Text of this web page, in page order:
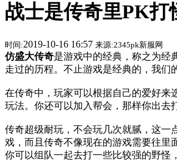
战士是传奇里PK打
时间:2019-10-16 16:57 来源:2345pk新服网
仿盛大传奇是游戏中的经典，称之为经
走过的历程。不止游戏是经典的，我们
在传奇中，玩家可以根据自己的爱好来
玩法。你还可以加入帮会，那样你出去
传奇超级耐玩，不会玩几次就腻，这一
戏，而且传奇不像现在的游戏需要往里
你可以组队一起去打一些比较强的野怪